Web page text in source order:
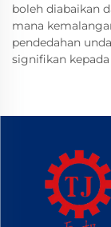
boleh diabaikan
mana
pendedahan
signifikan